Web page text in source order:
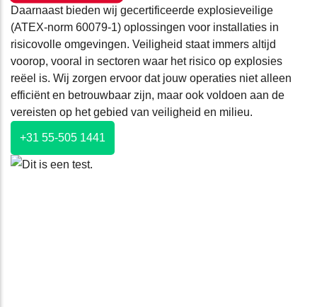
Daarnaast bieden wij gecertificeerde explosieveilige
(ATEX-norm 60079-1) oplossingen voor installaties in
risicovolle omgevingen. Veiligheid staat immers altijd
voorop, vooral in sectoren waar het risico op explosies
reëel is. Wij zorgen ervoor dat jouw operaties niet alleen
efficiënt en betrouwbaar zijn, maar ook voldoen aan de
vereisten op het gebied van veiligheid en milieu.
+31 55-505 1441